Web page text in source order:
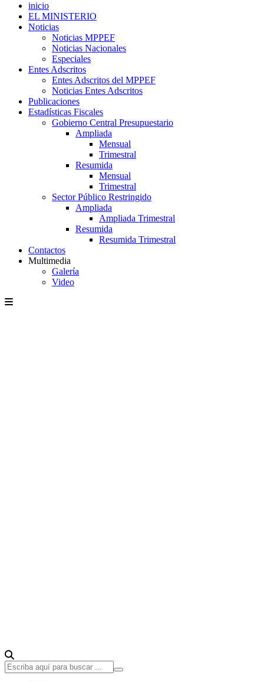
inicio
EL MINISTERIO
Noticias
Noticias MPPEF
Noticias Nacionales
Especiales
Entes Adscritos
Entes Adscritos del MPPEF
Noticias Entes Adscritos
Publicaciones
Estadísticas Fiscales
Gobierno Central Presupuestario
Ampliada
Mensual
Trimestral
Resumida
Mensual
Trimestral
Sector Público Restringido
Ampliada
Ampliada Trimestral
Resumida
Resumida Trimestral
Contactos
Multimedia
Galería
Video